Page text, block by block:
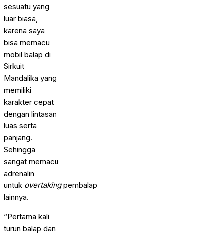
sesuatu yang
luar biasa,
karena saya
bisa memacu
mobil balap di
Sirkuit
Mandalika yang
memiliki
karakter cepat
dengan lintasan
luas serta
panjang.
Sehingga
sangat memacu
adrenalin
untuk overtakingpembalap
lainnya.
“Pertama kali
turun balap dan